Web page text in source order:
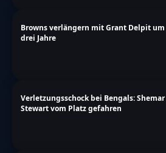
Browns verlängern mit Grant Delpit um
drei Jahre
Verletzungsschock bei Bengals: Shemar
Stewart vom Platz gefahren